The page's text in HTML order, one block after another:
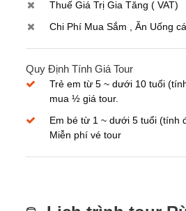
Thuế Giá Trị Gia Tăng ( VAT)
Chi Phí Mua Sắm , Ăn Uống
Quy Định Tính Giá Tour
Trẻ em từ 5 ~ dưới 10 tuổi
mua ½ giá tour.
Em bé từ 1 ~ dưới 5 tuổi (tính
Miễn phí vé tour